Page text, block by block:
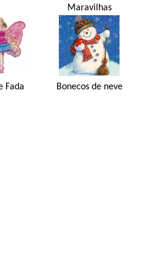
Maravilhas
Fada Bonecos de neve